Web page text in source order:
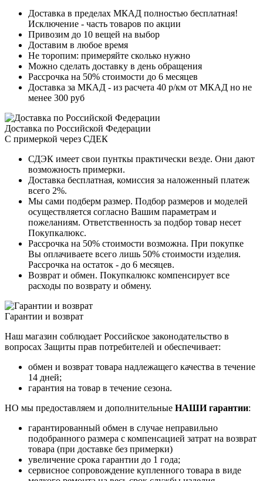
Доставка в пределах МКАД полностью бесплатная!
Исключение - часть товаров по акции
Привозим до 10 вещей на выбор
Доставим в любое время
Не торопим: примеряйте сколько нужно
Можно сделать доставку в день обращения
Рассрочка на 50% стоимости до 6 месяцев
Доставка за МКАД - из расчета 40 р/км от МКАД но не
менее 300 руб
Доставка по Российской Федерации
С примеркой через СДЕК
СДЭК имеет свои пунткы практически везде. Они дают
возможность примерки.
Доставка бесплатная, комиссия за наложенный платеж
всего 2%.
Мы сами подберм размер. Подбор размеров и моделей
осуществляется согласно Вашим параметрам и
пожеланиям. Ответственность за подбор товар несет
Покупкалюкс.
Рассрочка на 50% стоимости возможна. При покупке
Вы оплачиваете всего лишь 50% стоимости изделия.
Рассрочка на остаток - до 6 месяцев.
Возврат и обмен. Покупкалюкс компенсирует все
расходы по возврату и обмену.
Гарантии и возврат
Наш магазин соблюдает Российское законодательство в
вопросах Защиты прав потребителей и обеспечивает:
обмен и возврат товара надлежащего качества в течение
14 дней;
гарантия на товар в течение сезона.
НО мы предоставляем и дополнительные НАШИ гарантии:
гарантированный обмен в случае неправильно
подобранного размера с компенсацией затрат на возврат
товара (при доставке без примерки)
увеличение срока гарантии до 1 года;
сервисное сопровождение купленного товара в виде